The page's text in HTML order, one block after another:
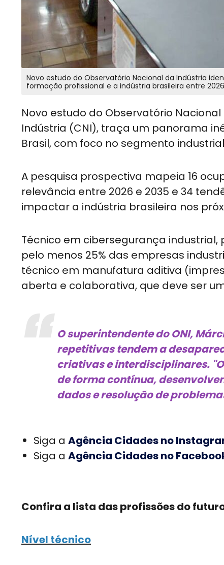
Novo estudo do Observatório Nacional da Indústria
formação profissional e a indústria brasileira entre
Novo estudo do Observatório
Indústria (CNI), traça um panorama
Brasil, com foco no segmento
A pesquisa prospectiva mapeia 16
relevância entre 2026 e 2035 e 34
impactar a indústria brasileira nos
Técnico em cibersegurança
pelo menos 25% das empresas
técnico em manufatura aditiva
aberta e colaborativa, que deve ser
O superintendente do ONI,
repetitivas tendem a
criativas e interdisciplinares.
de forma contínua,
dados e resolução de
Siga a Agência Cidades no
Siga a Agência Cidades no
Confira a lista das profissões do
Nível técnico